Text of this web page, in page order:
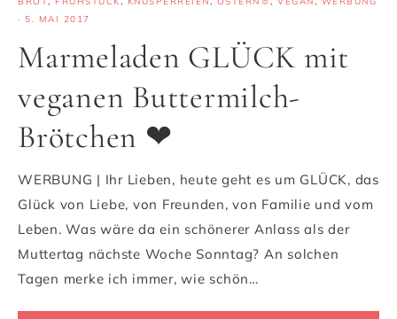
· 5. MAI 2017
Marmeladen GLÜCK mit
veganen Buttermilch-
Brötchen ❤
WERBUNG | Ihr Lieben, heute geht es um GLÜCK, das
Glück von Liebe, von Freunden, von Familie und vom
Leben. Was wäre da ein schönerer Anlass als der
Muttertag nächste Woche Sonntag? An solchen
Tagen merke ich immer, wie schön…